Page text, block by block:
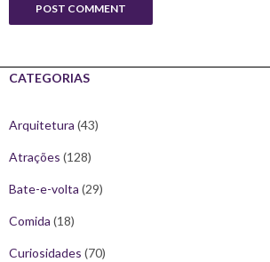
CATEGORIAS
Arquitetura (43)
Atrações (128)
Bate-e-volta (29)
Comida (18)
Curiosidades (70)